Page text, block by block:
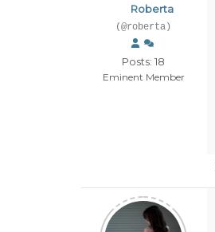
Roberta
(@roberta)
Posts: 18
Eminent Member